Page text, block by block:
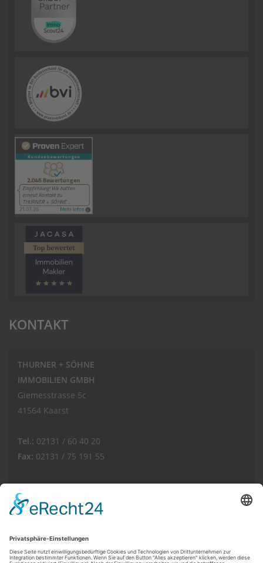
KONTAKT
THURNER + SÖHNE
IMMOBILIEN GMBH
Giemesstrasse 5c
41564 Kaarst
Tel.: 02131 / 60 40 20
Fax: 02131 / 75 191 55
E-Mail:
info(at)thurnerimmobilien.de
Web:
Kundenbewertungen und Erfahrungen zu
THURNER + SÖHNE Immobilien GmbH